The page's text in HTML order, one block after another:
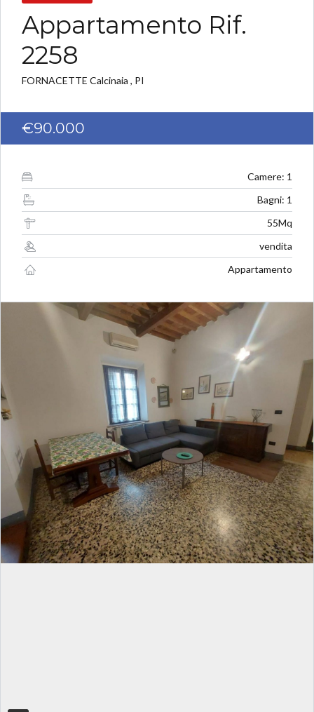
Appartamento Rif.
2258
FORNACETTE Calcinaia , PI
€90.000
Camere: 1
Bagni: 1
55Mq
vendita
Appartamento